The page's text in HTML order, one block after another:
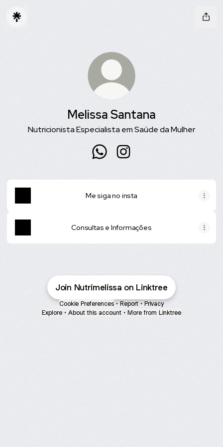
Melissa Santana
Nutricionista Especialista em Saúde da Mulher
Me siga no insta
Consultas e Informações
Join Nutrimelissa on Linktree
Cookie Preferences • Report • Privacy
Explore • About this account • More from Linktree